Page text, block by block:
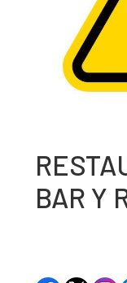
BAR Y